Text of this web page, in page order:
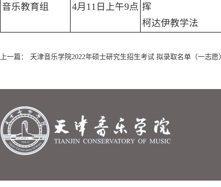
音乐教育组 4月11日上午9点 挥
柯达伊教学法
上一篇： 天津音乐学院2022年硕士研究生招生考试 拟录取名单（一志愿